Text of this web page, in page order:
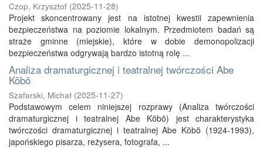
Czop, Krzysztof (2025-11-28)
Projekt skoncentrowany jest na istotnej kwestii zapewnienia
bezpieczeństwa na poziomie lokalnym. Przedmiotem badań są
straże gminne (miejskie), które w dobie demonopolizacji
bezpieczeństwa odgrywają bardzo istotną rolę ...
Analiza dramaturgicznej i teatralnej twórczości Abe
Kōbō
Szafarski, Michał (2025-11-27)
Podstawowym celem niniejszej rozprawy (Analiza twórczości
dramaturgicznej i teatralnej Abe Kōbō) jest charakterystyka
twórczości dramaturgicznej i teatralnej Abe Kōbō (1924-1993),
japońskiego pisarza, reżysera, fotografa, ...